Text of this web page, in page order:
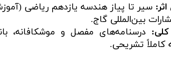
سیر تا پیاز هندسه یازدهم ریاضی
بین‌المللی گاج.
درسنامه‌های مفصل و موشکافانه،
کاملاً تشریحی.